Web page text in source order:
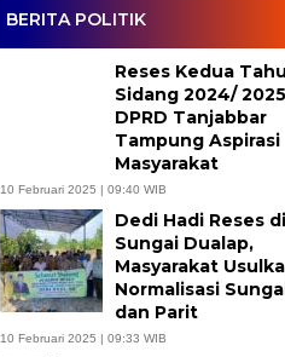
BERITA POLITIK
Reses Kedua
Sidang 2024/
DPRD Tanjabbar
Tampung Aspirasi
Masyarakat
10 Februari 2025 | 09:40 WIB
Dedi Hadi Reses di
Sungai Dualap,
Masyarakat
Normalisasi
dan Parit
10 Februari 2025 | 09:33 WIB